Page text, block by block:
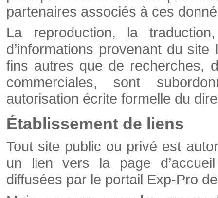
partenaires associés à ces
La reproduction, la
d’informations provenant du
fins autres que de recherches,
commerciales, sont
autorisation écrite formelle du
Établissement de liens
Tout site public ou privé est
un lien vers la page
diffusées par le portail Exp-Pro